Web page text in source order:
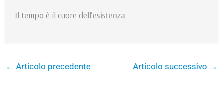
Il tempo è il cuore dell’esistenza
← Articolo precedente Articolo successivo →